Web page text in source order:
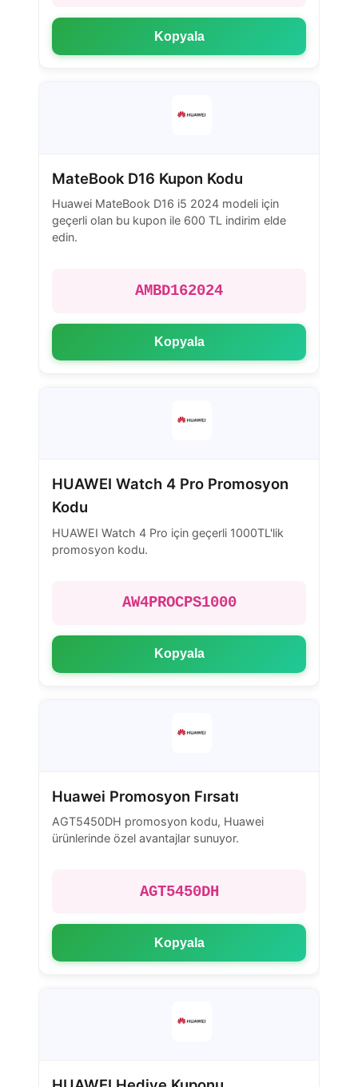
Kopyala
MateBook D16 Kupon Kodu
Huawei MateBook D16 i5 2024 modeli için
geçerli olan bu kupon ile 600 TL indirim elde
edin.
AMBD162024
Kopyala
HUAWEI Watch 4 Pro Promosyon
Kodu
HUAWEI Watch 4 Pro için geçerli 1000TL'lik
promosyon kodu.
AW4PROCPS1000
Kopyala
Huawei Promosyon Fırsatı
AGT5450DH promosyon kodu, Huawei
ürünlerinde özel avantajlar sunuyor.
AGT5450DH
Kopyala